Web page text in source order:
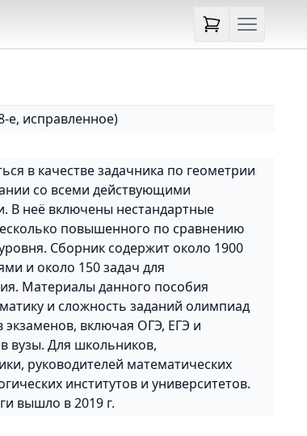
е, исправленное)
в качестве задачника по геометрии
со всеми действующими
В неё включены нестандартные
повышенного по сравнению
Сборник содержит около 1900
и около 150 задач для
Материалы данного пособия
и сложность заданий олимпиад
экзаменов, включая ОГЭ, ЕГЭ и
вузы. Для школьников,
руководителей математических
институтов и университетов.
вышло в 2019 г.